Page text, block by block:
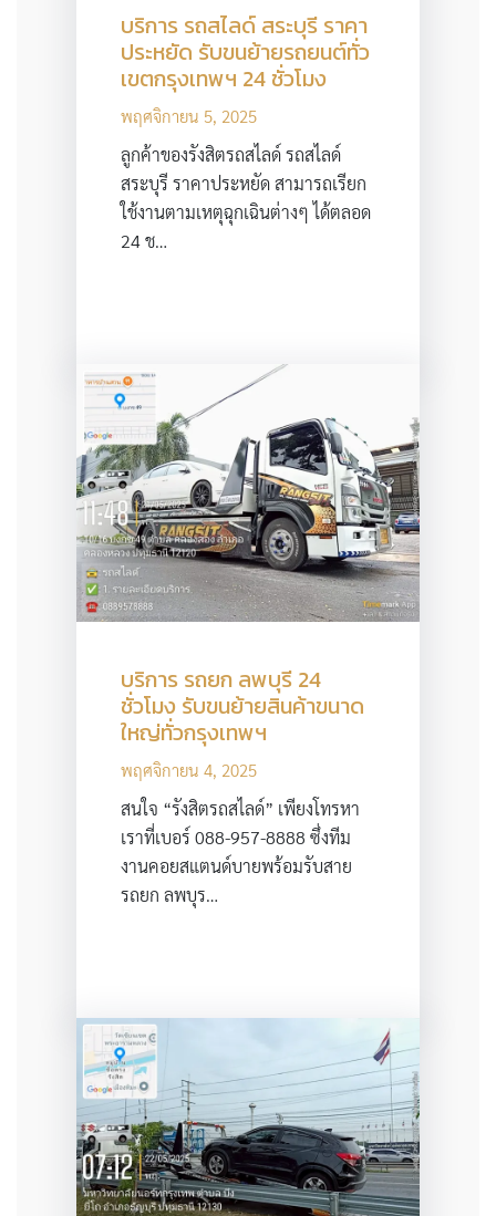
บริการ รถสไลด์ สระบุรี ราคา
ประหยัด รับขนย้ายรถยนต์ทั่ว
เขตกรุงเทพฯ 24 ชั่วโมง
พฤศจิกายน 5, 2025
ลูกค้าของรังสิตรถสไลด์ รถสไลด์
สระบุรี ราคาประหยัด สามารถเรียก
ใช้งานตามเหตุฉุกเฉินต่างๆ ได้ตลอด
24 ช…
บริการ รถยก ลพบุรี 24
ชั่วโมง รับขนย้ายสินค้าขนาด
ใหญ่ทั่วกรุงเทพฯ
พฤศจิกายน 4, 2025
สนใจ “รังสิตรถสไลด์” เพียงโทรหา
เราที่เบอร์ 088-957-8888 ซึ่งทีม
งานคอยสแตนด์บายพร้อมรับสาย
รถยก ลพบุร…